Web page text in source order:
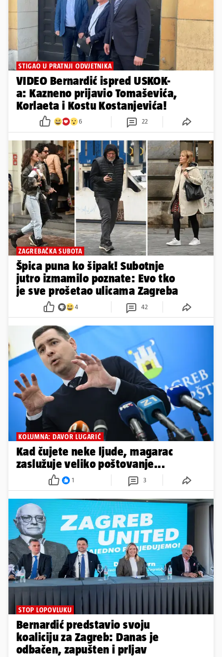
STIGAO U PRATNJI ODVJETNIKA
VIDEO Bernardić ispred USKOK-
a: Kazneno prijavio Tomaševića,
Korlaeta i Kostu Kostanjevića!
6 22
ZAGREBAČKA SUBOTA
Špica puna ko šipak! Subotnje
jutro izmamilo poznate: Evo tko
je sve prošetao ulicama Zagreba
4 42
KOLUMNA: DAVOR LUGARIĆ
Kad čujete neke ljude, magarac
zaslužuje veliko poštovanje...
1 3
STOP LOPOVLUKU
Bernardić predstavio svoju
koaliciju za Zagreb: Danas je
odbačen, zapušten i prljav